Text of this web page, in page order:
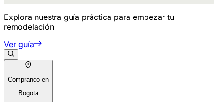
Explora nuestra guía práctica para empezar tu
remodelación
Ver guía
Comprando en
Bogota